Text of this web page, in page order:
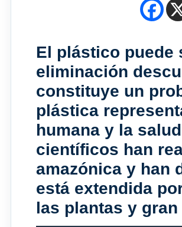
El plástico puede
eliminación
constituye un
plástica
humana y la
científicos han
amazónica y han
está extendida
las plantas y